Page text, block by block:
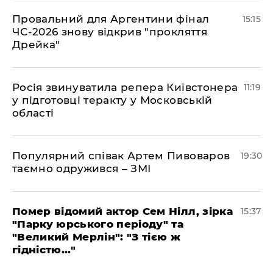
Провальний для Аргентини фінал
ЧС-2026 знову відкрив "прокляття
Дрейка"
15:15
Росія звинуватила репера Київстонера
у підготовці теракту у Московській
області
11:19
Популярний співак Артем Пивоваров
таємно одружився – ЗМІ
19:30
Помер відомий актор Сем Нілл, зірка
"Парку юрського періоду" та
"Великий Мерлін": "З тією ж
гідністю..."
15:37